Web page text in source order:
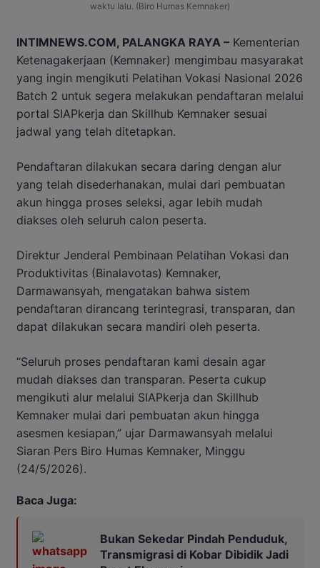
waktu lalu. (Biro Humas Kemnaker)
INTIMNEWS.COM, PALANGKA RAYA – Kementerian
Ketenagakerjaan (Kemnaker) mengimbau masyarakat
yang ingin mengikuti Pelatihan Vokasi Nasional 2026
Batch 2 untuk segera melakukan pendaftaran melalui
portal SIAPkerja dan Skillhub Kemnaker sesuai
jadwal yang telah ditetapkan.
Pendaftaran dilakukan secara daring dengan alur
yang telah disederhanakan, mulai dari pembuatan
akun hingga proses seleksi, agar lebih mudah
diakses oleh seluruh calon peserta.
Direktur Jenderal Pembinaan Pelatihan Vokasi dan
Produktivitas (Binalavotas) Kemnaker,
Darmawansyah, mengatakan bahwa sistem
pendaftaran dirancang terintegrasi, transparan, dan
dapat dilakukan secara mandiri oleh peserta.
“Seluruh proses pendaftaran kami desain agar
mudah diakses dan transparan. Peserta cukup
mengikuti alur melalui SIAPkerja dan Skillhub
Kemnaker mulai dari pembuatan akun hingga
asesmen kesiapan,” ujar Darmawansyah melalui
Siaran Pers Biro Humas Kemnaker, Minggu
(24/5/2026).
Baca Juga:
Bukan Sekedar Pindah Penduduk,
Transmigrasi di Kobar Dibidik Jadi